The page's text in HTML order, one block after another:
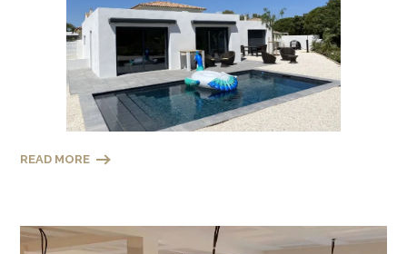
READ MORE